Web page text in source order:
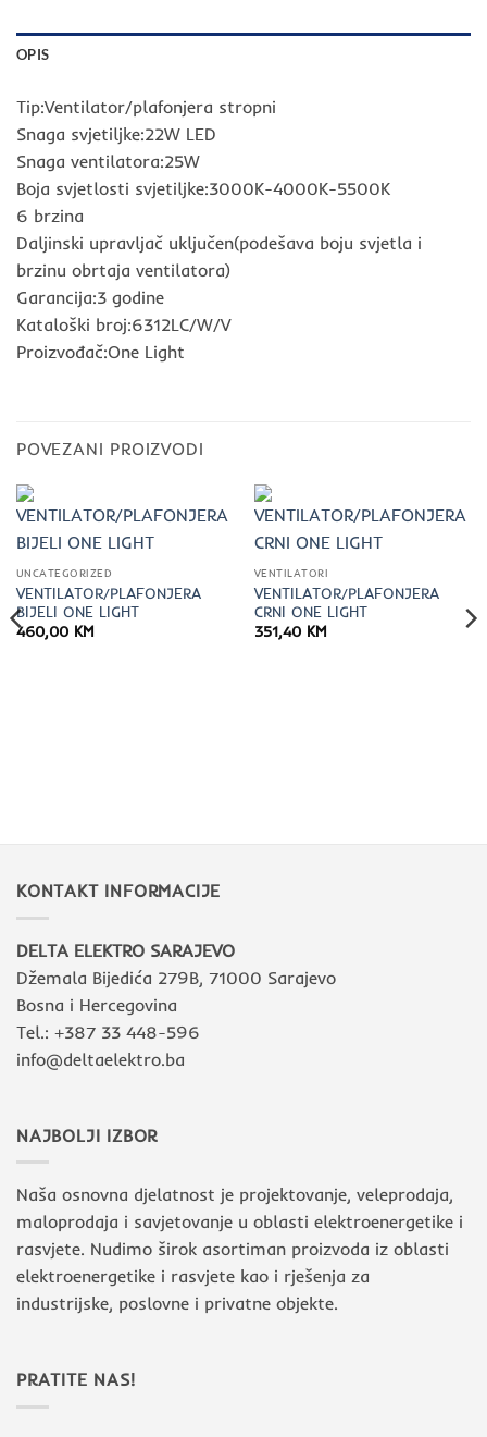
OPIS
Tip:Ventilator/plafonjera stropni
Snaga svjetiljke:22W LED
Snaga ventilatora:25W
Boja svjetlosti svjetiljke:3000K-4000K-5500K
6 brzina
Daljinski upravljač uključen(podešava boju svjetla i
brzinu obrtaja ventilatora)
Garancija:3 godine
Kataloški broj:6312LC/W/V
Proizvođač:One Light
POVEZANI PROIZVODI
UNCATEGORIZED
VENTILATOR/PLAFONJERA
BIJELI ONE LIGHT
460,00 KM
VENTILATORI
VENTILATOR/PLAFONJERA
CRNI ONE LIGHT
351,40 KM
KONTAKT INFORMACIJE
DELTA ELEKTRO SARAJEVO
Džemala Bijedića 279B, 71000 Sarajevo
Bosna i Hercegovina
Tel.: +387 33 448-596
info@deltaelektro.ba
NAJBOLJI IZBOR
Naša osnovna djelatnost je projektovanje, veleprodaja,
maloprodaja i savjetovanje u oblasti elektroenergetike i
rasvjete. Nudimo širok asortiman proizvoda iz oblasti
elektroenergetike i rasvjete kao i rješenja za
industrijske, poslovne i privatne objekte.
PRATITE NAS!